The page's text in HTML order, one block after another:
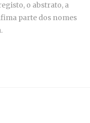
o abstrato, a
parte dos nomes